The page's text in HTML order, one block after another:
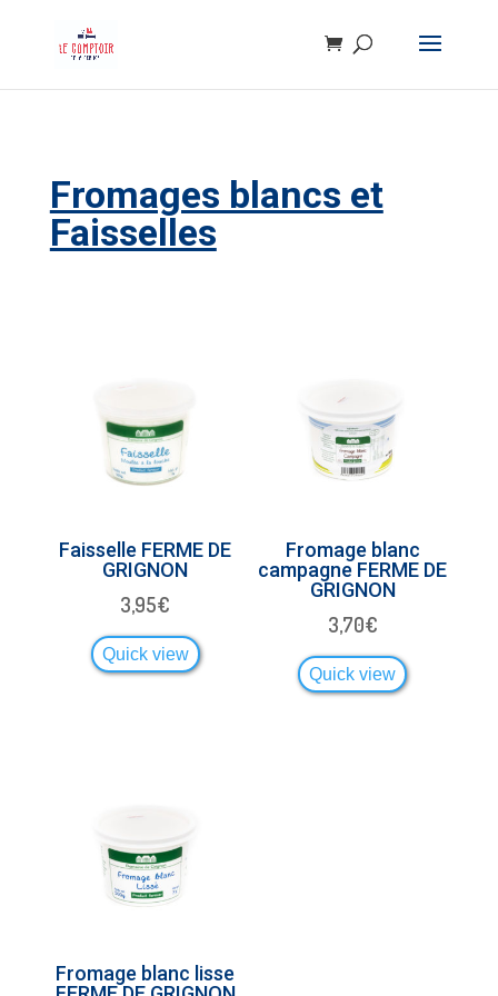
Fromages blancs et
Faisselles
Faisselle FERME DE
GRIGNON
3,95€
Quick view
Fromage blanc
campagne FERME DE
GRIGNON
3,70€
Quick view
Fromage blanc lisse